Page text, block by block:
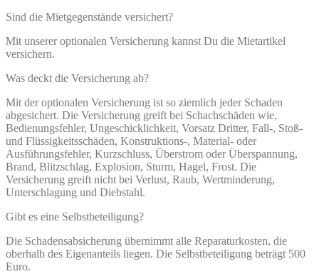
Sind die Mietgegenstände versichert?
Mit unserer optionalen Versicherung kannst Du die Mietartikel
versichern.
Was deckt die Versicherung ab?
Mit der optionalen Versicherung ist so ziemlich jeder Schaden
abgesichert. Die Versicherung greift bei Schachschäden wie,
Bedienungsfehler, Ungeschicklichkeit, Vorsatz Dritter, Fall-, Stoß-
und Flüssigkeitsschäden, Konstruktions-, Material- oder
Ausführungsfehler, Kurzschluss, Überstrom oder Überspannung,
Brand, Blitzschlag, Explosion, Sturm, Hagel, Frost. Die
Versicherung greift nicht bei Verlust, Raub, Wertminderung,
Unterschlagung und Diebstahl.
Gibt es eine Selbstbeteiligung?
Die Schadensabsicherung übernimmt alle Reparaturkosten, die
oberhalb des Eigenanteils liegen. Die Selbstbeteiligung beträgt 500
Euro.